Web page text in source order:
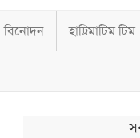
বিনোদন হাট্টিমাটিম টিম